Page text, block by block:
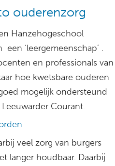
ouderenzorg
Hanzehogeschool
‘leergemeenschap’ .
en professionals van
hoe kwetsbare ouderen
mogelijk ondersteund
Courant.
veel zorg van burgers
langer houdbaar. Daarbij